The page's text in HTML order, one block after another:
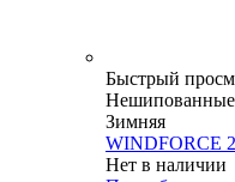
Быстрый
Нешипованные
Зимняя
WINDFORCE
Нет в наличии